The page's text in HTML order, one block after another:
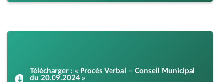
Télécharger : « Procès Verbal – Conseil Municipal
du 20.09.2024 »